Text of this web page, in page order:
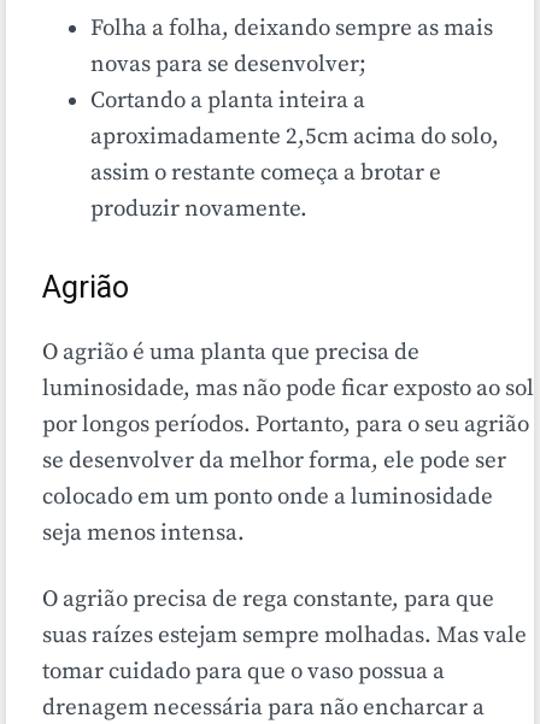
Folha a folha, deixando sempre as mais
novas para se desenvolver;
Cortando a planta inteira a
aproximadamente 2,5cm acima do solo,
assim o restante começa a brotar e
produzir novamente.
Agrião
O agrião é uma planta que precisa de
luminosidade, mas não pode ficar exposto ao sol
por longos períodos. Portanto, para o seu agrião
se desenvolver da melhor forma, ele pode ser
colocado em um ponto onde a luminosidade
seja menos intensa.
O agrião precisa de rega constante, para que
suas raízes estejam sempre molhadas. Mas vale
tomar cuidado para que o vaso possua a
drenagem necessária para não encharcar a